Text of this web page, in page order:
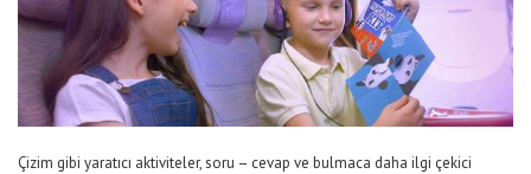
Çizim gibi yaratıcı aktiviteler, soru – cevap ve bulmaca daha ilgi çekici